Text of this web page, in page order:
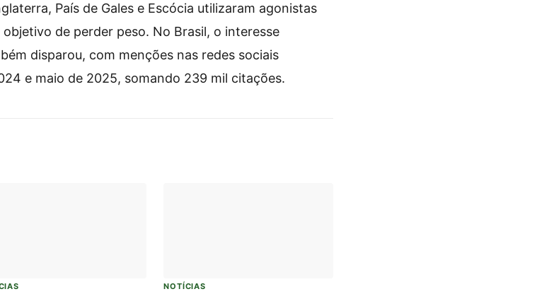
País de Gales e Escócia utilizaram agonistas
de perder peso. No Brasil, o interesse
disparou, com menções nas redes sociais
e maio de 2025, somando 239 mil citações.
NOTÍCIAS